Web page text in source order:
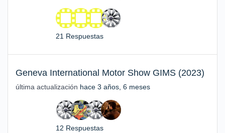
21 Respuestas
Geneva International Motor Show GIMS (2023)
última actualización hace 3 años, 6 meses
12 Respuestas